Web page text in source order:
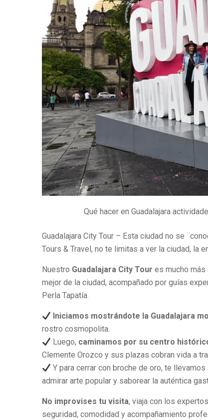
Qué hacer en Guadalajara
Guadalajara City Tour – Esta ciudad no se
Tours & Travel, no te limitas a ver la ciudad, la
Nuestro Guadalajara City Tour es mucho más
mejor de la ciudad, acompañado por guías
Perla Tapatía.
Iniciamos mostrándote la Guadalajara
rostro cosmopolita.
Luego, caminamos por su centro
Clemente Orozco y sus plazas cobran vida a
Y para cerrar con broche de oro, te
admirar arte popular y saborear la auténtica
No improvises tu visita, viaja con los
seguridad, comodidad y acompañamiento